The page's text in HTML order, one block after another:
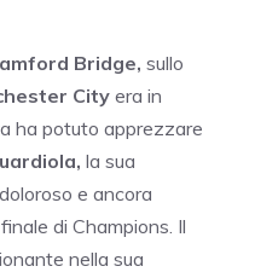
Bridge, sullo
City era in
ha potuto apprezzare
la sua
e ancora
di Champions. Il
nella sua